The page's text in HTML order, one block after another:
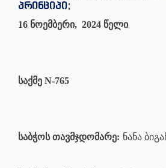
პრინციპი;
16 ნოემბერი, 2024 წელი
საქმე N-765
საბჭოს თავმჯდომარე: ნანა